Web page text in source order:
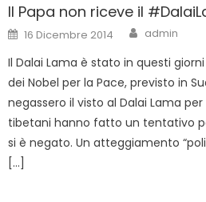
Il Papa non riceve il
Posted
on
16 Dicembre 2014 Author
admin
Il Dalai Lama è stato in questi
dei Nobel per la Pace, previsto in
negassero il visto al Dalai Lama
tibetani hanno fatto un tentativo
si è negato. Un atteggiamento
[…]